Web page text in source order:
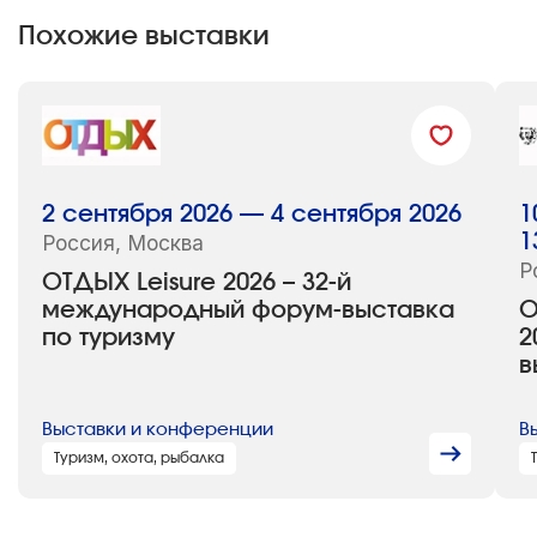
Участники: 1 799 компаний из 39 стран
Площадь: более 40 000 кв. м (7
павильонов)
Посетители: 22 777 человек из 80
регионов России и 90 зарубежных
MITT 2017
Похожие выставки
ОТДЫХ Leisure 2026 – 32-й
международный форум-выставка
по туризму
2 сентября 2026 — 4 сентября 2026
Россия, Москва
Выставки и конференции
Туризм, охота, рыбалка